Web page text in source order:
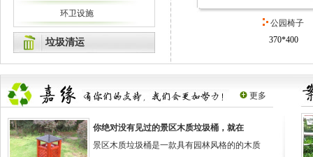
环卫设施
垃圾清运
公园椅子
370*400
更多
你绝对没有见过的景区木质垃圾桶，就在
景区木质垃圾桶是一款具有园林风格的的木质